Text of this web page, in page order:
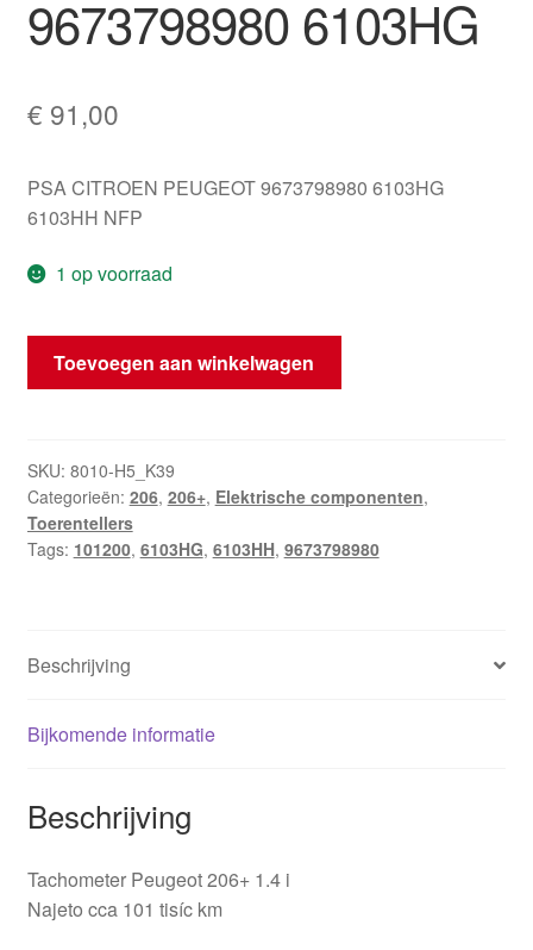
9673798980 6103HG
€ 91,00
PSA CITROEN PEUGEOT 9673798980 6103HG
6103HH NFP
1 op voorraad
Tachometer
Peugeot
km
9673798980
6103HG
aantal
Toevoegen aan winkelwagen
SKU: 8010-H5_K39
Categorieën: 206, 206+, Elektrische componenten,
Toerentellers
Tags: 101200, 6103HG, 6103HH, 9673798980
Beschrijving
Bijkomende informatie
Beschrijving
Tachometer Peugeot 206+ 1.4 i
Najeto cca 101 tisíc km